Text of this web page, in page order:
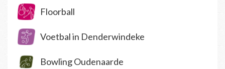
Floorball
Voetbal in Denderwindeke
Bowling Oudenaarde